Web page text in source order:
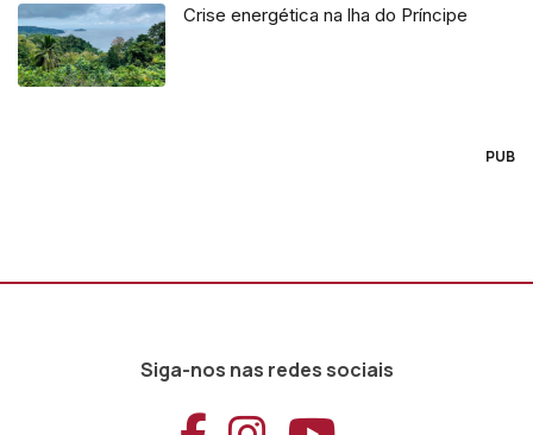
Crise energética na lha do Príncipe
PUB
Siga-nos nas redes sociais